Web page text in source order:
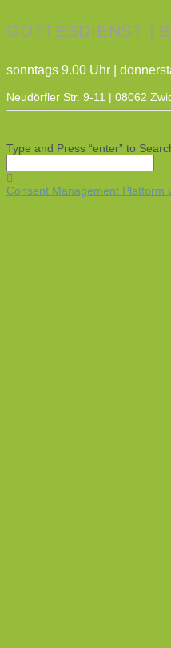
GOTTESDIENST |
sonntags 9.00 Uhr |
Neudörfler Str. 9-11 | 08062
Type and Press “enter” to
Consent Management Platform